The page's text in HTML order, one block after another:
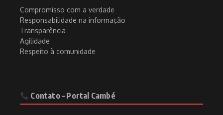
Compromisso com a verdade
Responsabilidade na informação
Transparência
Agilidade
Respeito à comunidade
Contato – Portal Cambé